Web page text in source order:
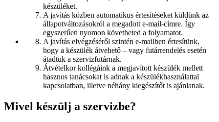
készüléket.
A javítás közben automatikus értesítéseket küldünk az
állapotváltozásokról a megadott e-mail-címre. Így
egyszerűen nyomon követheted a folyamatot.
A javítás elvégzéséről szintén e-mailben értesítünk,
hogy a készülék átvehető – vagy futárrendelés esetén
átadtuk a szervizfutárnak.
Átvételkor kollégáink a megjavított készülék mellett
hasznos tanácsokat is adnak a készülékhasználattal
kapcsolatban, illetve néhány kiegészítőt is ajánlanak.
Mivel készülj a szervizbe?